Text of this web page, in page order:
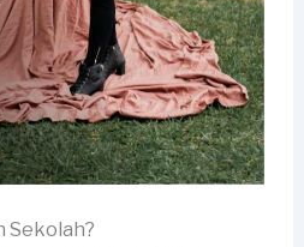
Sekolah?